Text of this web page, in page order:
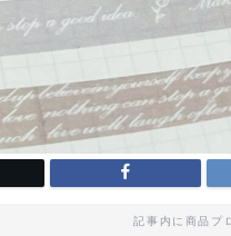
記事内に商品プ